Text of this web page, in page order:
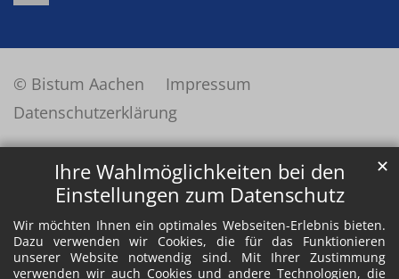
Ihre Wahlmöglichkeiten bei den
Einstellungen zum Datenschutz
Wir möchten Ihnen ein optimales Webseiten-Erlebnis bieten.
Dazu verwenden wir Cookies, die für das Funktionieren
unserer Website notwendig sind. Mit Ihrer Zustimmung
verwenden wir auch Cookies und andere Technologien, die
✕
© Bistum Aachen
Impressum
Datenschutzerklärung